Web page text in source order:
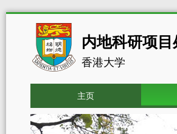
内地科研项目
香港大学
主页